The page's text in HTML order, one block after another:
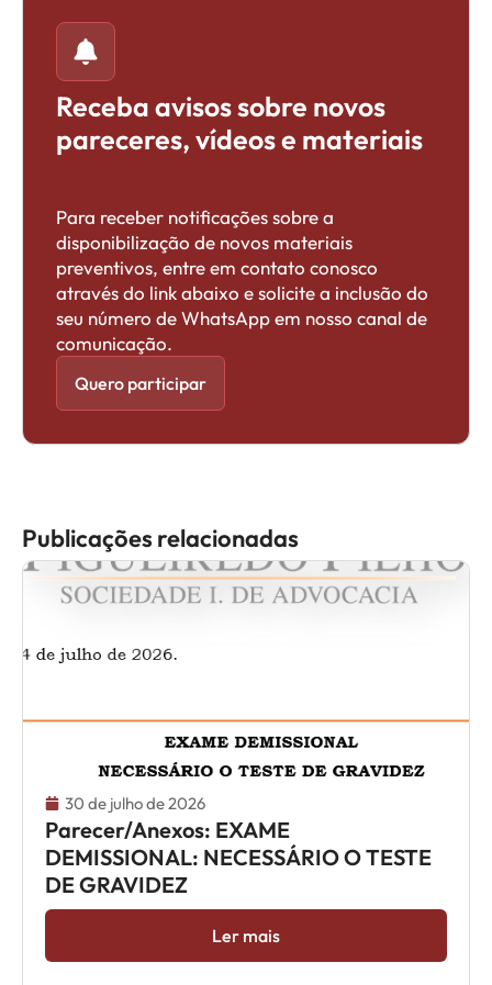
Receba avisos sobre novos
pareceres, vídeos e materiais
Para receber notificações sobre a
disponibilização de novos materiais
preventivos, entre em contato conosco
através do link abaixo e solicite a inclusão do
seu número de WhatsApp em nosso canal de
comunicação.
Quero participar
Publicações relacionadas
30 de julho de 2026
Parecer/Anexos: EXAME
DEMISSIONAL: NECESSÁRIO O TESTE
DE GRAVIDEZ
Ler mais